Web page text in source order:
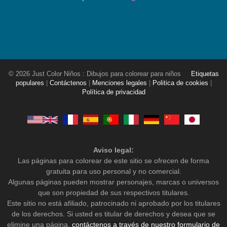
© 2026 Just Color Niños : Dibujos para colorear para niños
Etiquetas
populares
Contáctenos Menciones legales Politica de cookies
Política de privacidad
Aviso legal:
Las páginas para colorear de este sitio se ofrecen de forma
gratuita para uso personal y no comercial.
Algunas páginas pueden mostrar personajes, marcas o universos
que son propiedad de sus respectivos titulares.
Este sitio no está afiliado, patrocinado ni aprobado por los titulares
de los derechos. Si usted es titular de derechos y desea que se
elimine una página, contáctenos a través de nuestro formulario de